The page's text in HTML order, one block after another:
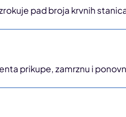
pad broja krvnih
prikupe, zamrznu i